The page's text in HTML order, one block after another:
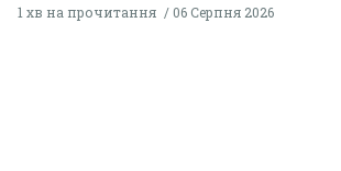
1 хв на прочитання 06 Серпня 2026